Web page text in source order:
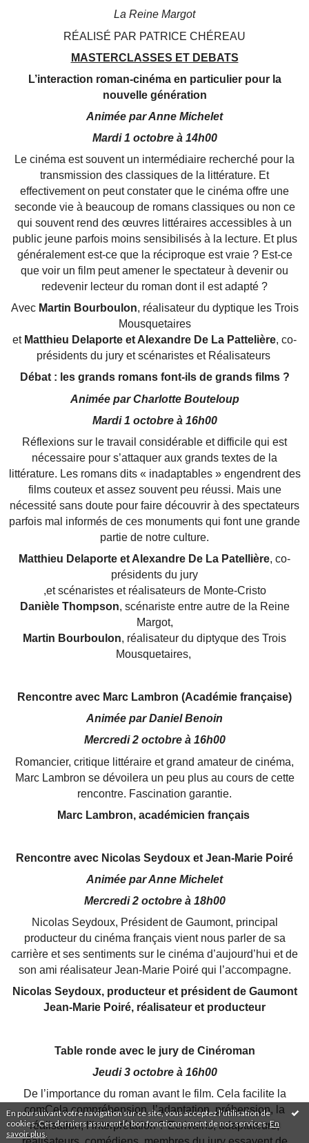
En poursuivant votre navigation sur ce site, vous acceptez l'utilisation de
cookies. Ces derniers assurent le bon fonctionnement de nos services.En
savoir plus
La Reine Margot
RÉALISÉ PAR PATRICE CHÉREAU
MASTERCLASSES ET DEBATS
L’interaction roman-cinéma en particulier pour la
nouvelle génération
Animée par Anne Michelet
Mardi 1 octobre à 14h00
Le cinéma est souvent un intermédiaire recherché pour la
transmission des classiques de la littérature. Et
effectivement on peut constater que le cinéma offre une
seconde vie à beaucoup de romans classiques ou non ce
qui souvent rend des œuvres littéraires accessibles à un
public jeune parfois moins sensibilisés à la lecture. Et plus
généralement est-ce que la réciproque est vraie ? Est-ce
que voir un film peut amener le spectateur à devenir ou
redevenir lecteur du roman dont il est adapté ?
Avec Martin Bourboulon, réalisateur du dyptique les Trois
Mousquetaires
et Matthieu Delaporte et Alexandre De La Pattelière, co-
présidents du jury et scénaristes et Réalisateurs
Débat : les grands romans font-ils de grands films ?
Animée par Charlotte Bouteloup
Mardi 1 octobre à 16h00
Réflexions sur le travail considérable et difficile qui est
nécessaire pour s’attaquer aux grands textes de la
littérature. Les romans dits « inadaptables » engendrent des
films couteux et assez souvent peu réussi. Mais une
nécessité sans doute pour faire découvrir à des spectateurs
parfois mal informés de ces monuments qui font une grande
partie de notre culture.
Matthieu Delaporte et Alexandre De La Patellière, co-
présidents du jury
,et scénaristes et réalisateurs de Monte-Cristo
Danièle Thompson, scénariste entre autre de la Reine
Margot,
Martin Bourboulon, réalisateur du diptyque des Trois
Mousquetaires,
Rencontre avec Marc Lambron (Académie française)
Animée par Daniel Benoin
Mercredi 2 octobre à 16h00
Romancier, critique littéraire et grand amateur de cinéma,
Marc Lambron se dévoilera un peu plus au cours de cette
rencontre. Fascination garantie.
Marc Lambron, académicien français
Rencontre avec Nicolas Seydoux et Jean-Marie Poiré
Animée par Anne Michelet
Mercredi 2 octobre à 18h00
Nicolas Seydoux, Président de Gaumont, principal
producteur du cinéma français vient nous parler de sa
carrière et ses sentiments sur le cinéma d’aujourd’hui et de
son ami réalisateur Jean-Marie Poiré qui l’accompagne.
Nicolas Seydoux, producteur et président de Gaumont
Jean-Marie Poiré, réalisateur et producteur
Table ronde avec le jury de Cinéroman
Jeudi 3 octobre à 16h00
De l’importance du roman avant le film. Cela facilite la
comCela compréhension, l’adaptation, préhension, la
réalisation, l’interprétation ? Ecrivains, adaptateurs,